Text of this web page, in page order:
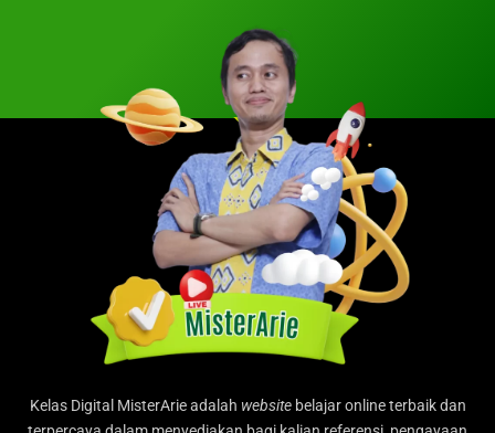
Kelas Digital MisterArie adalah websitebelajar online terbaik dan